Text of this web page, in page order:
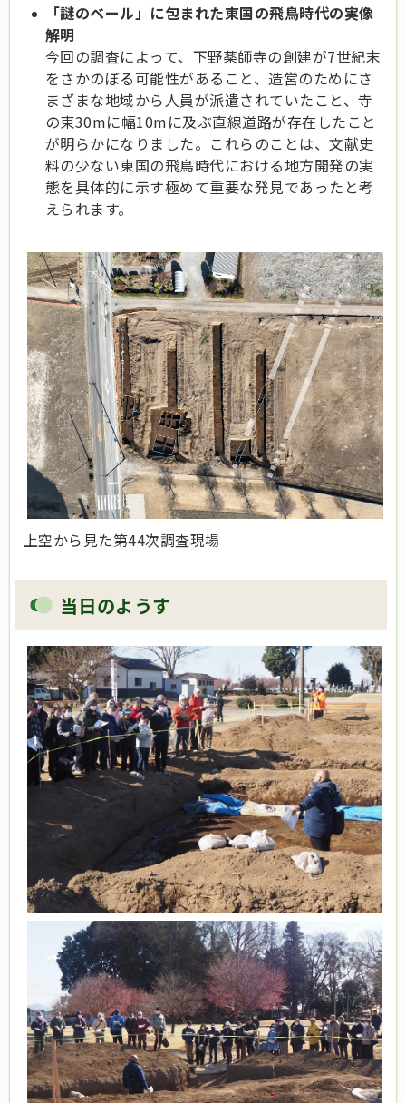
「謎のベール」に包まれた東国の飛鳥時代の実像
解明
今回の調査によって、下野薬師寺の創建が7世紀末
をさかのぼる可能性があること、造営のためにさ
まざまな地域から人員が派遣されていたこと、寺
の東30mに幅10mに及ぶ直線道路が存在したこと
が明らかになりました。これらのことは、文献史
料の少ない東国の飛鳥時代における地方開発の実
態を具体的に示す極めて重要な発見であったと考
えられます。
上空から見た第44次調査現場
当日のようす